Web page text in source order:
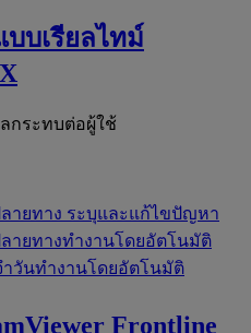
บเรียลไทม์
กระทบต่อผู้ใช้
ายทาง ระบุและแก้ไขปัญหา
ายทางทำงานโดยอัตโนมัติ
วันทำงานโดยอัตโนมัติ
Frontline